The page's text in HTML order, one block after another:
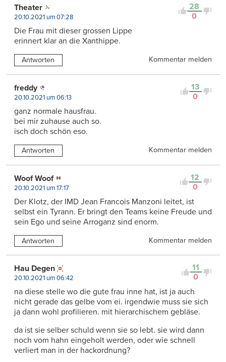
28
0
Theater
20.10.2021 um 07:28
Die Frau mit dieser grossen Lippe
erinnert klar an die Xanthippe.
Antworten Kommentar melden
13
0
freddy
20.10.2021 um 06:13
ganz normale hausfrau.
bei mir zuhause auch so.
isch doch schön eso.
Antworten Kommentar melden
12
0
Woof Woof
20.10.2021 um 17:17
Der Klotz, der IMD Jean Francois Manzoni leitet, ist
selbst ein Tyrann. Er bringt den Teams keine Freude und
sein Ego und seine Arroganz sind enorm.
Antworten Kommentar melden
11
0
Hau Degen
20.10.2021 um 06:42
na diese stelle wo die gute frau inne hat, ist ja auch
nicht gerade das gelbe vom ei. irgendwie muss sie sich
ja dann wohl profilieren. mit hierarchischem gebläse.
da ist sie selber schuld wenn sie so lebt. sie wird dann
noch vom hahn eingeholt werden, oder wie schnell
verliert man in der hackordnung?